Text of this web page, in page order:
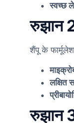
स्वच्छ
रुझान
शैंपू के
लक्षित
रुझान